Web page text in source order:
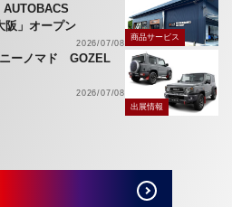
阪」オープン
2026/07/08
商品サービス
ーノマド GOZEL
2026/07/08
出展情報